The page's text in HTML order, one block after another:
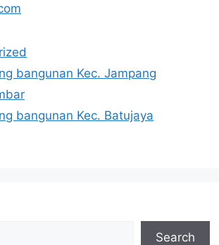
bangunan Kec. Jampang
bangunan Kec. Batujaya
Search